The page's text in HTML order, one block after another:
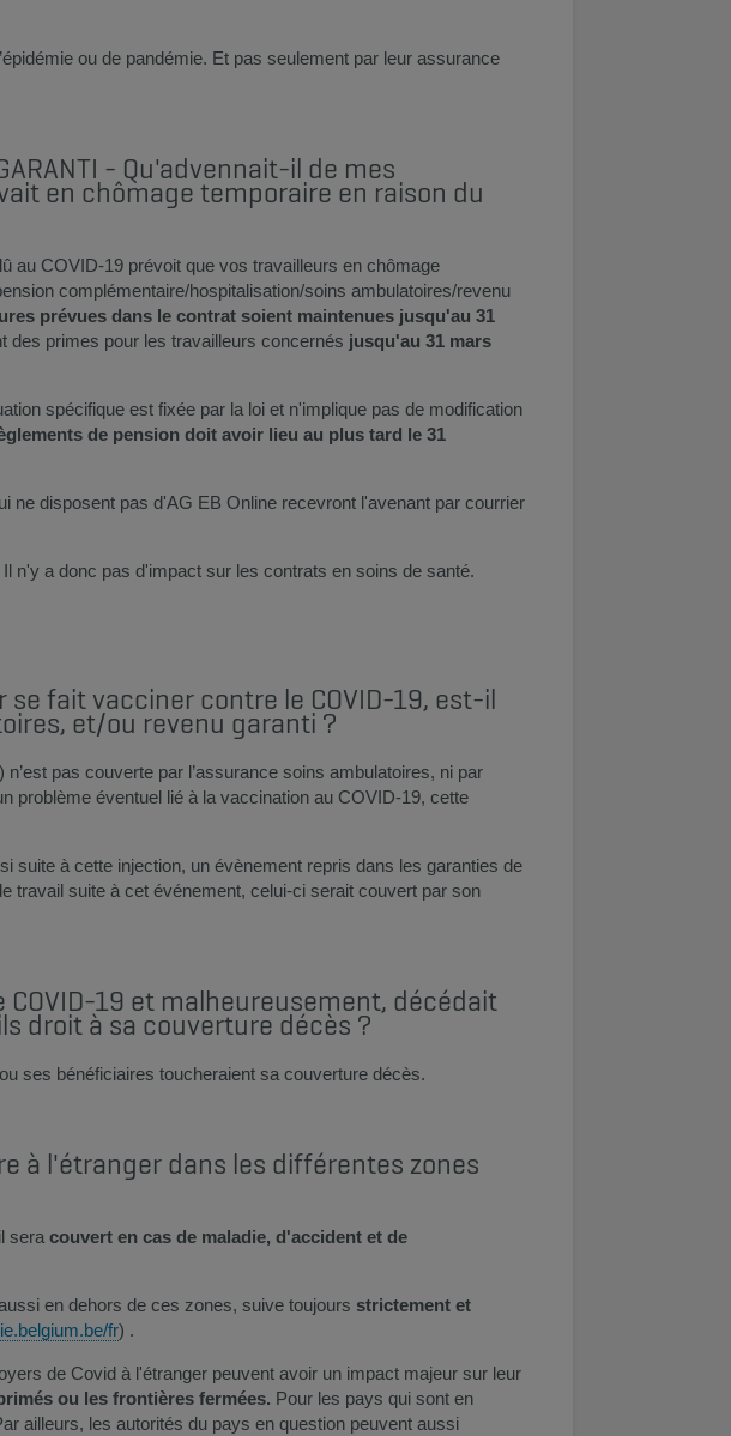
ou de pandémie. Et pas seulement par leur assurance
- Qu'advennait-il de mes
en chômage temporaire en raison du
au COVID-19 prévoit que vos travailleurs en chômage
complémentaire/hospitalisation/soins ambulatoires/revenu
prévues dans le contrat soient maintenues jusqu'au 31
des primes pour les travailleurs concernés jusqu'au 31 mars
spécifique est fixée par la loi et n'implique pas de modification
de pension doit avoir lieu au plus tard le 31
ne disposent pas d'AG EB Online recevront l'avenant par courrier
n'y a donc pas d'impact sur les contrats en soins de santé.
se fait vacciner contre le COVID-19, est-il
et/ou revenu garanti ?
pas couverte par l’assurance soins ambulatoires, ni par
problème éventuel lié à la vaccination au COVID-19, cette
suite à cette injection, un évènement repris dans les garanties de
travail suite à cet événement, celui-ci serait couvert par son
19 et malheureusement, décédait
droit à sa couverture décès ?
ses bénéficiaires toucheraient sa couverture décès.​
à l'étranger dans les différentes zones
sera couvert en cas de maladie, d'accident et de
en dehors de ces zones, suive toujours strictement et
fr) .
de Covid à l'étranger peuvent avoir un impact majeur sur leur
ou les frontières fermées. Pour les pays qui sont en
ailleurs, les autorités du pays en question peuvent aussi